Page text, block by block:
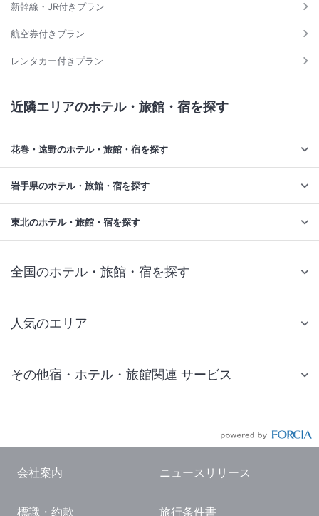
新幹線・JR付きプラン
航空券付きプラン
レンタカー付きプラン
近隣エリアのホテル・旅館・宿を探す
花巻・遠野のホテル・旅館・宿を探す
岩手県のホテル・旅館・宿を探す
東北のホテル・旅館・宿を探す
全国のホテル・旅館・宿を探す
人気のエリア
仙台 ホテル
東京ドーム ホテル
その他宿・ホテル・旅館関連 サービス
会社案内 ニュースリリース
標識・約款 旅行条件書